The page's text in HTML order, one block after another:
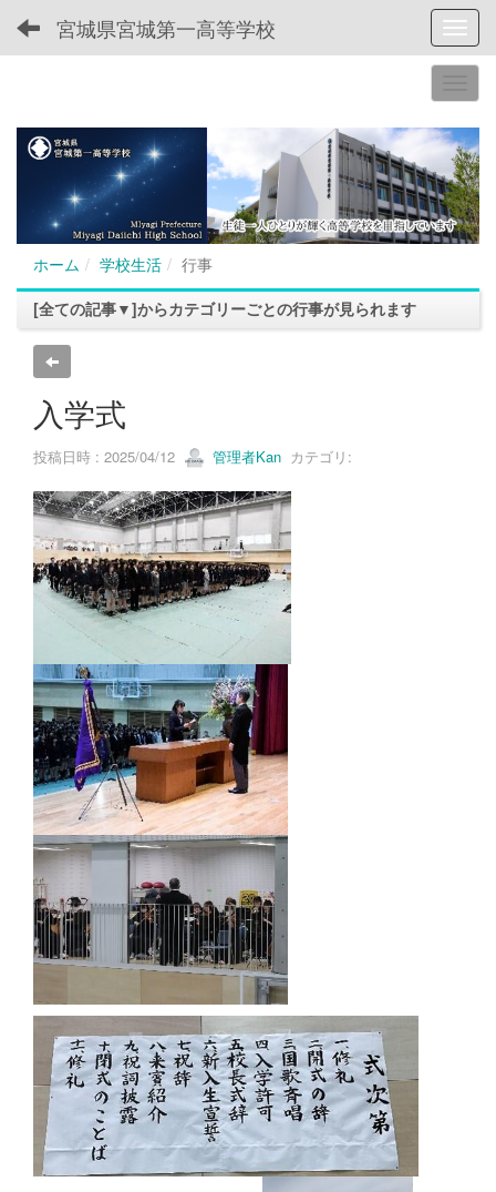
宮城県宮城第一高等学校
ホーム 学校生活
行事
[全ての記事▼]からカテゴリーごとの行事が見られます
入学式
投稿日時 : 2025/04/12 管理者Kan カテゴリ: